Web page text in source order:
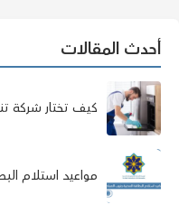
أحدث المقالات
كيف تختار شركة
مواعيد استلام